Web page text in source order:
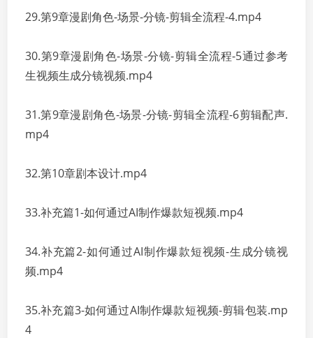
29.第9章漫剧角色-场景-分镜-剪辑全流程-4.mp4
30.第9章漫剧角色-场景-分镜-剪辑全流程-5通过参考
生视频生成分镜视频.mp4
31.第9章漫剧角色-场景-分镜-剪辑全流程-6剪辑配声.
mp4
32.第10章剧本设计.mp4
33.补充篇1-如何通过AI制作爆款短视频.mp4
34.补充篇2-如何通过AI制作爆款短视频-生成分镜视
频.mp4
35.补充篇3-如何通过AI制作爆款短视频-剪辑包装.mp
4